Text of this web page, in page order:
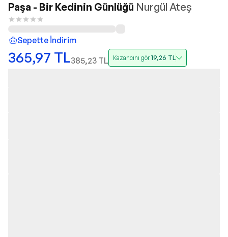
Paşa - Bir Kedinin Günlüğü Nurgül Ateş
Sepette İndirim
365,97 TL385,23 TL Kazancını gör19,26 TL